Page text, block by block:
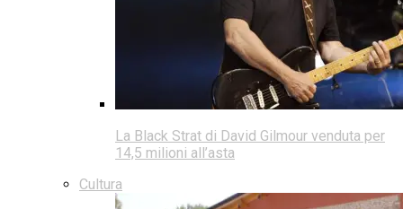
La Black Strat di David Gilmour venduta per
14,5 milioni all’asta
Cultura